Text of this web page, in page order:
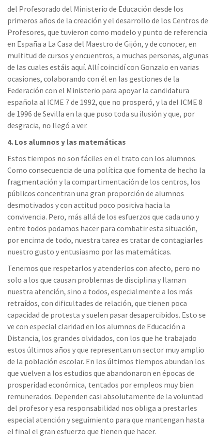
del Profesorado del Ministerio de Educación desde los
primeros años de la creación y el desarrollo de los Centros de
Profesores, que tuvieron como modelo y punto de referencia
en España a La Casa del Maestro de Gijón, y de conocer, en
multitud de cursos y encuentros, a muchas personas, algunas
de las cuales estáis aquí. Allí coincidí con Gonzalo en varias
ocasiones, colaborando con él en las gestiones de la
Federación con el Ministerio para apoyar la candidatura
española al ICME 7 de 1992, que no prosperó, y la del ICME 8
de 1996 de Sevilla en la que puso toda su ilusión y que, por
desgracia, no llegó a ver.
4. Los alumnos y las matemáticas
Estos tiempos no son fáciles en el trato con los alumnos.
Como consecuencia de una política que fomenta de hecho la
fragmentación y la compartimentación de los centros, los
públicos concentran una gran proporción de alumnos
desmotivados y con actitud poco positiva hacia la
convivencia. Pero, más allá de los esfuerzos que cada uno y
entre todos podamos hacer para combatir esta situación,
por encima de todo, nuestra tarea es tratar de contagiarles
nuestro gusto y entusiasmo por las matemáticas.
Tenemos que respetarlos y atenderlos con afecto, pero no
solo a los que causan problemas de disciplina y llaman
nuestra atención, sino a todos, especialmente a los más
retraídos, con dificultades de relación, que tienen poca
capacidad de protesta y suelen pasar desapercibidos. Esto se
ve con especial claridad en los alumnos de Educación a
Distancia, los grandes olvidados, con los que he trabajado
estos últimos años y que representan un sector muy amplio
de la población escolar. En los últimos tiempos abundan los
que vuelven a los estudios que abandonaron en épocas de
prosperidad económica, tentados por empleos muy bien
remunerados. Dependen casi absolutamente de la voluntad
del profesor y esa responsabilidad nos obliga a prestarles
especial atención y seguimiento para que mantengan hasta
el final el gran esfuerzo que tienen que hacer.